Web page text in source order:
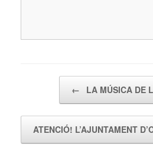
← LA MÚSICA DE
ATENCIÓ! L’AJUNTAMENT